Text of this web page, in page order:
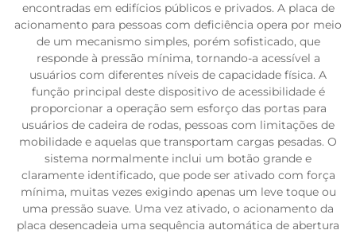
encontradas em edifícios públicos e privados. A placa de
acionamento para pessoas com deficiência opera por meio
de um mecanismo simples, porém sofisticado, que
responde à pressão mínima, tornando-a acessível a
usuários com diferentes níveis de capacidade física. A
função principal deste dispositivo de acessibilidade é
proporcionar a operação sem esforço das portas para
usuários de cadeira de rodas, pessoas com limitações de
mobilidade e aquelas que transportam cargas pesadas. O
sistema normalmente inclui um botão grande e
claramente identificado, que pode ser ativado com força
mínima, muitas vezes exigindo apenas um leve toque ou
uma pressão suave. Uma vez ativado, o acionamento da
placa desencadeia uma sequência automática de abertura